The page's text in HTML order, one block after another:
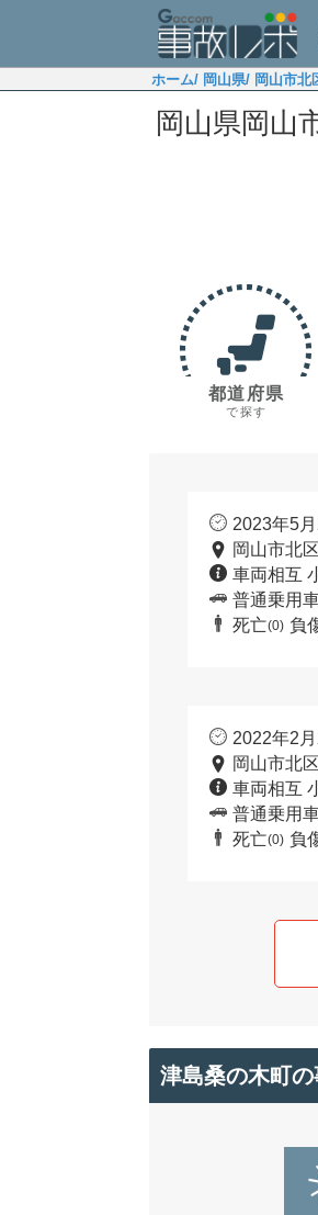
ホーム/ 岡山県/ 岡山市北
岡山県岡山
都道府県
で探す
2023年5
岡山市北
車両相互
普通乗用車
死亡(0) 負
2022年2
岡山市北
車両相互
普通乗用車
死亡(0) 負
津島桑の木町